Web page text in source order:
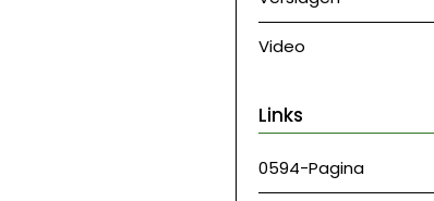
Video
Links
0594-Pagina